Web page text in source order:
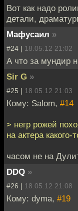
Вот как надо
детали,
Мафусаил »
#24 | 18.05.12 21:02
А что за мундир
Sir G »
#25 | 18.05.12 21:03
Кому: Salom, #14
> негр рожей
на актера какого-
часом не на
DDQ »
#26 | 18.05.12 21:08
Кому: dyma, #19